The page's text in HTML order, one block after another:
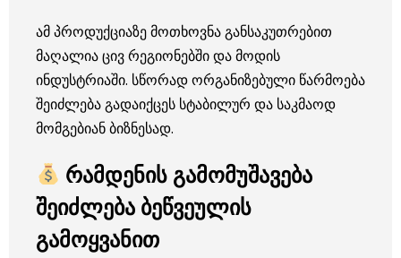
ამ პროდუქციაზე მოთხოვნა განსაკუთრებით
მაღალია ცივ რეგიონებში და მოდის
ინდუსტრიაში. სწორად ორგანიზებული წარმოება
შეიძლება გადაიქცეს სტაბილურ და საკმაოდ
მომგებიან ბიზნესად.
რამდენის გამომუშავება
შეიძლება ბეწვეულის
გამოყვანით